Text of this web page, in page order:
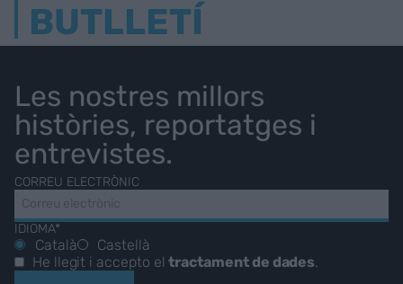
BUTLLETÍ
Les nostres millors
històries, reportatges i
entrevistes.
CORREU ELECTRÒNIC
IDIOMA*
Català
Castellà
He llegit i accepto eltractament de dades.